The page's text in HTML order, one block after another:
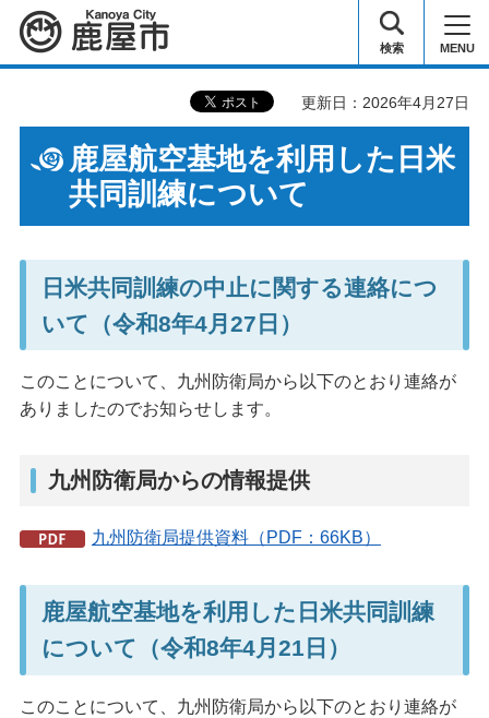
鹿屋市 検索 MENU
更新日：2026年4月27日
鹿屋航空基地を利用した日米
共同訓練について
日米共同訓練の中止に関する連絡につ
いて（令和8年4月27日）
このことについて、九州防衛局から以下のとおり連絡が
ありましたのでお知らせします。
九州防衛局からの情報提供
九州防衛局提供資料（PDF：66KB）
鹿屋航空基地を利用した日米共同訓練
について（令和8年4月21日）
このことについて、九州防衛局から以下のとおり連絡が